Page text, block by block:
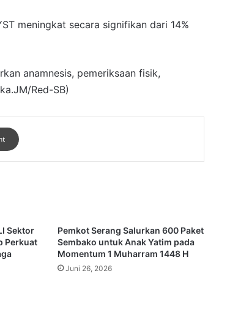
meningkat secara signifikan dari 14%
anamnesis, pemeriksaan fisik,
Red-SB)
Sektor
Perkuat
Pemkot Serang Salurkan 600 Paket
Sembako untuk Anak Yatim pada
Momentum 1 Muharram 1448 H
Juni 26, 2026